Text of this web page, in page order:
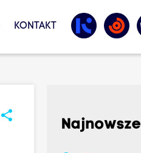
KONTAKT
share
Najnowsze